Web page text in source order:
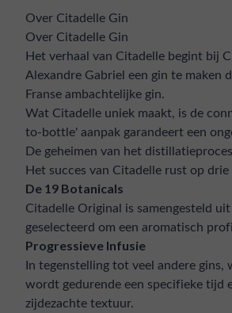
Over Citadelle Gin
Over Citadelle Gin
Het verhaal van Citadelle begint bij
Alexandre Gabriel een gin te maken
Franse ambachtelijke gin.
Wat Citadelle uniek maakt, is de
to-bottle' aanpak garandeert een
De geheimen van het distillatieproces
Het succes van Citadelle rust op
De 19 Botanicals
Citadelle Original is samengesteld
geselecteerd om een aromatisch
Progressieve Infusie
In tegenstelling tot veel andere
wordt gedurende een specifieke tijd
zijdezachte textuur.